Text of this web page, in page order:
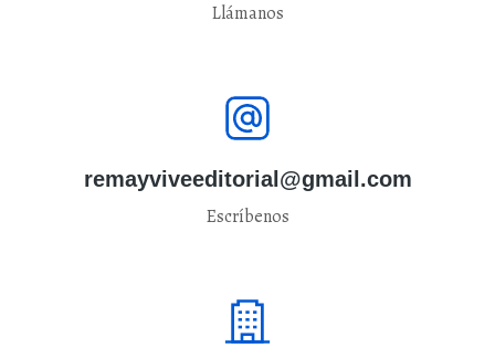
Llámanos
remayviveeditorial@gmail.com
Escríbenos